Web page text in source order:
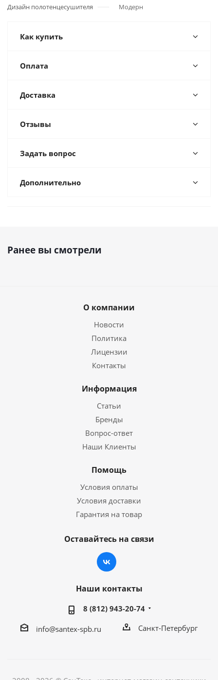
Дизайн полотенцесушителя
Модерн
Как купить
Оплата
Доставка
Отзывы
Задать вопрос
Дополнительно
Ранее вы смотрели
О компании
Новости
Политика
Лицензии
Контакты
Информация
Статьи
Бренды
Вопрос-ответ
Наши Клиенты
Помощь
Условия оплаты
Условия доставки
Гарантия на товар
Оставайтесь на связи
Наши контакты
8 (812) 943-20-74
info@santex-spb.ru Санкт-Петербург